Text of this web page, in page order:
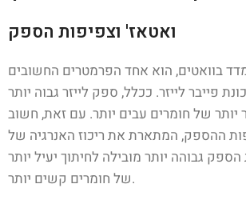
ואטאז' וצפיפות הספק
בוואטים, הוא אחד הפרמטרים החשובים
פייבר לייזר. ככלל, ספק לייזר גבוה יותר
של חומרים עבים יותר. עם זאת, חשוב
ההספק, המתארת את ריכוז האנרגיה של
הספק גבוהה יותר מובילה לחיתוך יעיל יותר
של חומרים קשים יותר.